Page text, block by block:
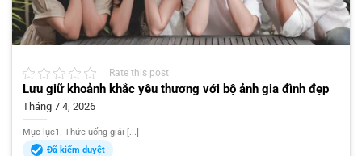
Rate this post
Lưu giữ khoảnh khắc yêu thương với bộ ảnh gia đình đẹp
Tháng 7 4, 2026
Mục lục1. Thức uống giải [...]
Đã kiểm duyệt